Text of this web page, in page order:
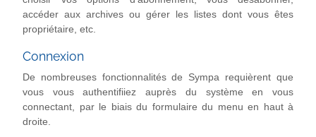
accéder aux archives ou gérer les listes dont vous êtes
propriétaire, etc.
Connexion
De nombreuses fonctionnalités de Sympa requièrent que
vous vous authentifiiez auprès du système en vous
connectant, par le biais du formulaire du menu en haut à
droite.